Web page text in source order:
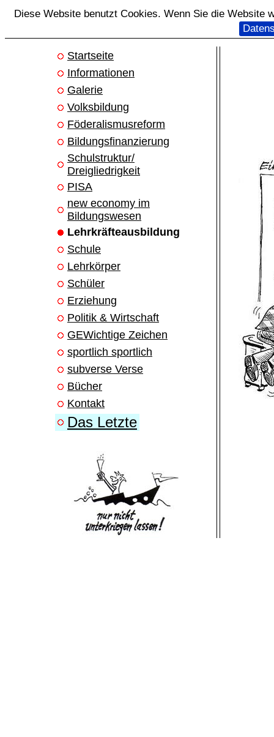
Diese Website benutzt Cookies. Wenn Sie die Website
Startseite
Informationen
Galerie
Volksbildung
Föderalismusreform
Bildungsfinanzierung
Schulstruktur/
Dreigliedrigkeit
PISA
new economy im
Bildungswesen
Lehrkräfteausbildung
Schule
Lehrkörper
Schüler
Erziehung
Politik & Wirtschaft
GEWichtige Zeichen
sportlich sportlich
subverse Verse
Bücher
Kontakt
Das Letzte